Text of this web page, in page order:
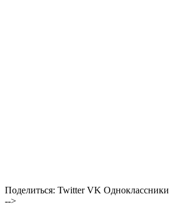
Поделиться: Twitter VK Одноклассники
-->